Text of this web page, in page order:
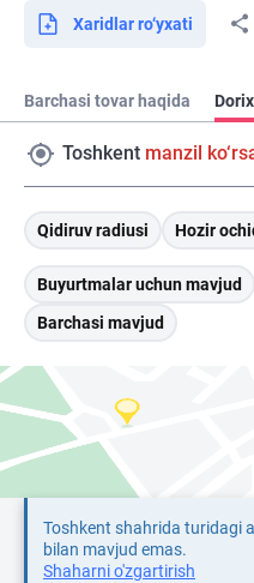
Xaridlar ro‘yxati
Barchasi tovar haqida
Toshkent manzil
Qidiruv radiusi Hozir
Buyurtmalar uchun mavjud
Barchasi mavjud
Toshkent shahrida turidagi
bilan mavjud emas.
Shaharni o'zgartirish